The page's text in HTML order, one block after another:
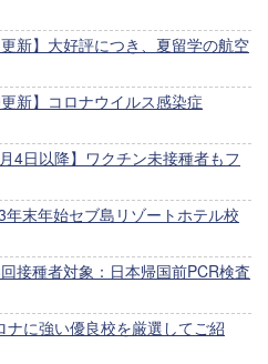
更新】大好評につき、夏留学の航空
更新】コロナウイルス感染症
4日以降】ワクチン未接種者もフ
年末年始セブ島リゾートホテル校
回接種者対象：日本帰国前PCR検査
ナに強い優良校を厳選してご紹